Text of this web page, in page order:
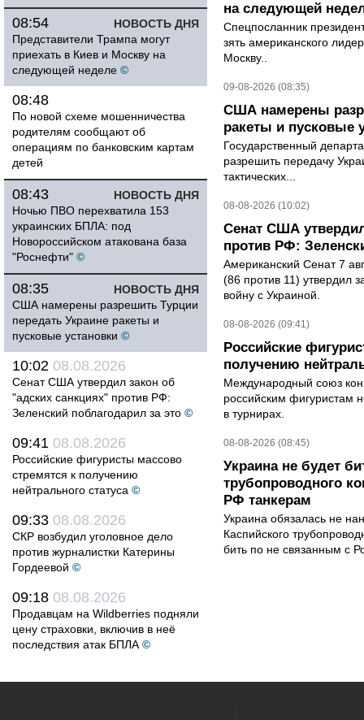
НОВОСТЬ ДНЯ
08:54
Представители Трампа могут
приехать в Киев и Москву на
следующей неделе ©
08:48
По новой схеме мошенничества
родителям сообщают об
операциям по банковским картам
детей
НОВОСТЬ ДНЯ
08:43
Ночью ПВО перехватила 153
украинских БПЛА: под
Новороссийском атакована база
"Роснефти" ©
НОВОСТЬ ДНЯ
08:35
США намерены разрешить Турции
передать Украине ракеты и
пусковые установки ©
10:02 08.08.2026
Сенат США утвердил закон об
"адских санкциях" против РФ:
Зеленский поблагодарил за это ©
09:41 08.08.2026
Российские фигуристы массово
стремятся к получению
нейтрального статуса ©
09:33 08.08.2026
СКР возбудил уголовное дело
против журналистки Катерины
Гордеевой ©
09:18 08.08.2026
Продавцам на Wildberries подняли
цену страховки, включив в неё
последствия атак БПЛА ©
на следующей
Спецпосланник
зять американского
Москву..
09-08-2026 (08:35)
США намерены
ракеты и пусковые
Государственный
разрешить передачу
тактических...
08-08-2026 (10:02)
Сенат США
против РФ:
Американский Сенат 7
(86 против 11) утвердил
войну с Украиной.
08-08-2026 (09:41)
Российские
получению
Международный союз
российским фигуристам
в турнирах.
08-08-2026 (08:45)
Украина не будет
трубопроводного
РФ танкерам
Украина обязалась не
Каспийского
бить по не связанным с